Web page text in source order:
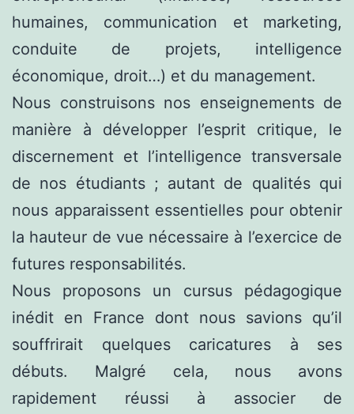
humaines, communication et marketing,
conduite de projets, intelligence
économique, droit…) et du management.
Nous construisons nos enseignements de
manière à développer l’esprit critique, le
discernement et l’intelligence transversale
de nos étudiants ; autant de qualités qui
nous apparaissent essentielles pour obtenir
la hauteur de vue nécessaire à l’exercice de
futures responsabilités.
Nous proposons un cursus pédagogique
inédit en France dont nous savions qu’il
souffrirait quelques caricatures à ses
débuts. Malgré cela, nous avons
rapidement réussi à associer de